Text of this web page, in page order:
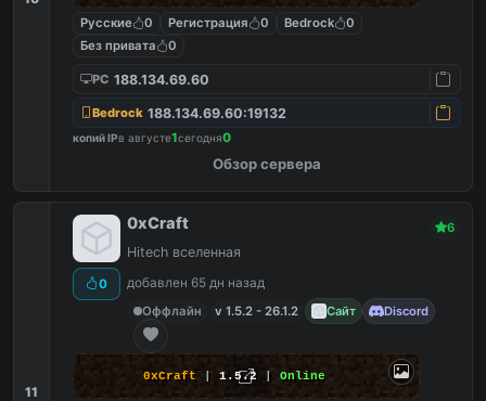
Русские 0 Регистрация 0 Bedrock
0
Без привата
0
PC 188.134.69.60
Bedrock 188.134.69.60:19132
копий IPв августе1сегодня0
Обзор сервера
11
0
0xCraft 6
Hitech вселенная
добавлен 65 дн назад
Оффлайн
v 1.5.2 - 26.1.2 Сайт Discord
0xCraft | 1.5.2 | Online